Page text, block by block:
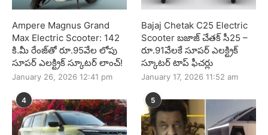
Ampere Magnus Grand
Max Electric Scooter: 142
కి.మీ రేంజ్‌తో రూ.95వేల లోపు
సూపర్ ఎలక్ట్రిక్ స్కూటర్ లాంచ్!
January 26, 2026 12:41 pm
Bajaj Chetak C25 Electric
Scooter బజాజ్ చేతక్ సీ25 –
రూ.91వేలకే సూపర్ ఎలక్ట్రిక్
స్కూటర్ టాప్ ఫీచర్లు
January 17, 2026 11:52 am
4 5